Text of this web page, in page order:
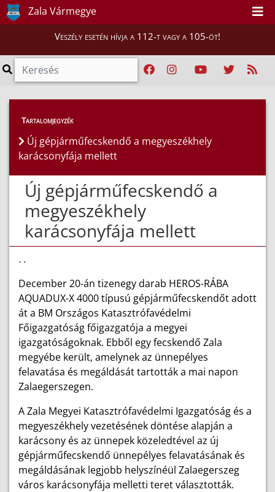
Zala Vármegye
Veszély esetén hívja a 112-t vagy a 105-öt!
Híreink > Hírek
Tartalomjegyzék
Új gépjárműfecskendő a megyeszékhely
karácsonyfája mellett
Új gépjárműfecskendő a
megyeszékhely
karácsonyfája mellett
. .
December 20-án tizenegy darab HEROS-RÁBA
AQUADUX-X 4000 típusú gépjárműfecskendőt adott
át a BM Országos Katasztrófavédelmi
Főigazgatóság főigazgatója a megyei
igazgatóságoknak. Ebből egy fecskendő Zala
megyébe került, amelynek az ünnepélyes
felavatása és megáldását tartották a mai napon
Zalaegerszegen.
A Zala Megyei Katasztrófavédelmi Igazgatóság és a
megyeszékhely vezetésének döntése alapján a
karácsony és az ünnepek közeledtével az új
gépjárműfecskendő ünnepélyes felavatásának és
megáldásának legjobb helyszínéül Zalaegerszeg
város karácsonyfája melletti teret választották.